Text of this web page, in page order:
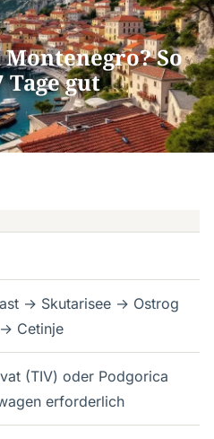
So
gut
→ Skutarisee → Ostrog
Cetinje
(TIV) oder Podgorica
erforderlich